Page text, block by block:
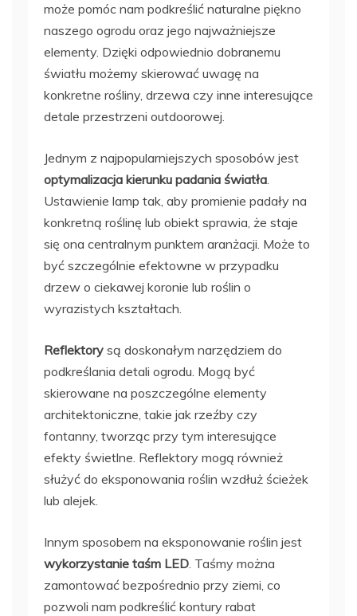
może pomóc nam podkreślić naturalne piękno
naszego ogrodu oraz jego najważniejsze
elementy. Dzięki odpowiednio dobranemu
światłu możemy skierować uwagę na
konkretne rośliny, drzewa czy inne interesujące
detale przestrzeni outdoorowej.
Jednym z najpopularniejszych sposobów jest
optymalizacja kierunku padania światła.
Ustawienie lamp tak, aby promienie padały na
konkretną roślinę lub obiekt sprawia, że staje
się ona centralnym punktem aranżacji. Może to
być szczególnie efektowne w przypadku
drzew o ciekawej koronie lub roślin o
wyrazistych kształtach.
Reflektory są doskonałym narzędziem do
podkreślania detali ogrodu. Mogą być
skierowane na poszczególne elementy
architektoniczne, takie jak rzeźby czy
fontanny, tworząc przy tym interesujące
efekty świetlne. Reflektory mogą również
służyć do eksponowania roślin wzdłuż ścieżek
lub alejek.
Innym sposobem na eksponowanie roślin jest
wykorzystanie taśm LED. Taśmy można
zamontować bezpośrednio przy ziemi, co
pozwoli nam podkreślić kontury rabat